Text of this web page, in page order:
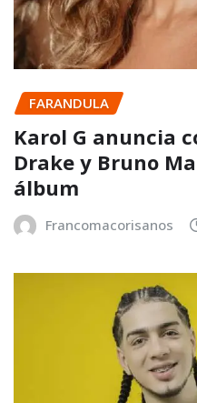
FARANDULA
Karol G anuncia
Drake y Bruno
álbum
Francomacorisanos